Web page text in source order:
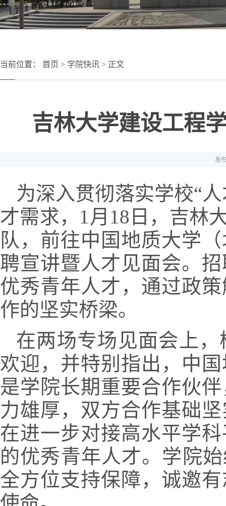
当前位置： 首页 > 学院快讯 > 正文
吉林大学建设工程
发
为深入贯彻落实学校“
才需求，1月18日，吉林
队，前往中国地质大学
聘宣讲暨人才见面会。
优秀青年人才，通过政
作的坚实桥梁。
在两场专场见面会上
欢迎，并特别指出，中
是学院长期重要合作伙
力雄厚，双方合作基础
在进一步对接高水平学
的优秀青年人才。学院
全方位支持保障，诚邀